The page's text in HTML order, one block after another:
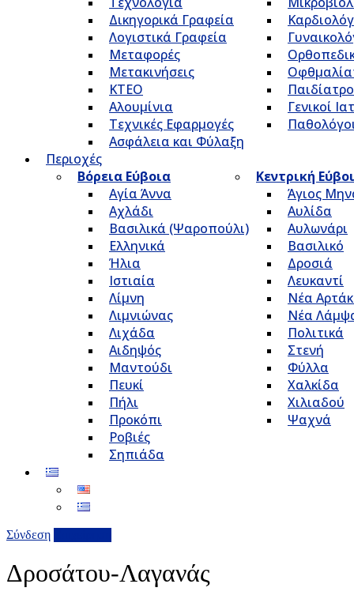
Δικηγορικά Γραφεία
Λογιστικά Γραφεία
Μεταφορές
Μετακινήσεις
ΚΤΕΟ
Αλουμίνια
Τεχνικές Εφαρμογές
Ασφάλεια και Φύλαξη
Γενικοί
Περιοχές
Βόρεια Εύβοια
Αγία Άννα
Αχλάδι
Βασιλικά (Ψαροπούλι)
Ελληνικά
Ήλια
Ιστιαία
Λίμνη
Λιμνιώνας
Λιχάδα
Αιδηψός
Μαντούδι
Πευκί
Πήλι
Προκόπι
Ροβιές
Σηπιάδα
Κεντρική
Άγιος
Αυλίδα
Αυλωνάρι
Βασιλικό
Δροσιά
Λευκαντί
Νέα
Νέα
Πολιτικά
Στενή
Φύλλα
Χαλκίδα
Χιλιαδού
Ψαχνά
Σύνδεση
Δροσάτου-Λαγανάς